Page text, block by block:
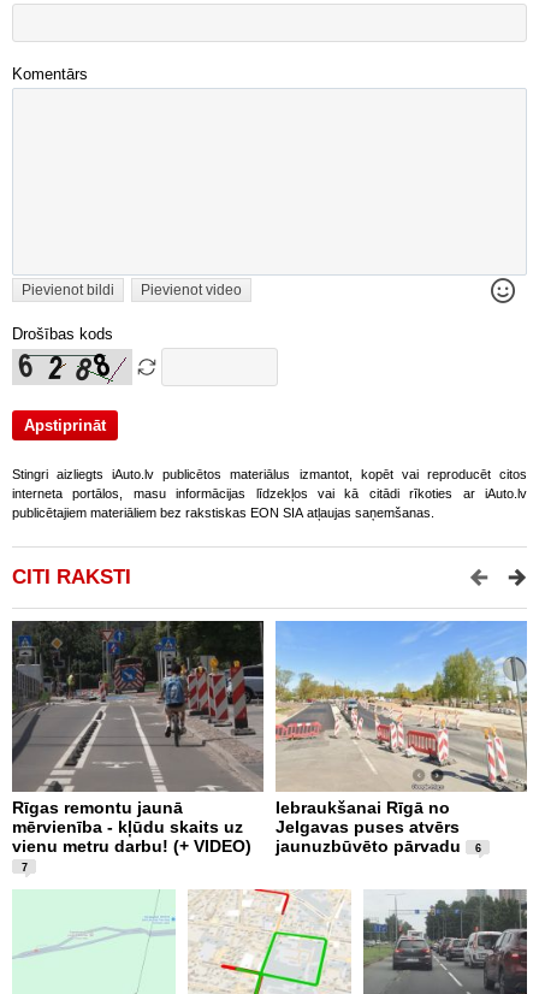
Komentārs
Pievienot bildi Pievienot video
Drošības kods
Stingri aizliegts iAuto.lv publicētos materiālus izmantot, kopēt vai reproducēt citos
interneta portālos, masu informācijas līdzekļos vai kā citādi rīkoties ar iAuto.lv
publicētajiem materiāliem bez rakstiskas EON SIA atļaujas saņemšanas.
CITI RAKSTI
Rīgas remontu jaunā
mērvienība - kļūdu skaits uz
vienu metru darbu! (+ VIDEO)
7
Iebraukšanai Rīgā no
Jelgavas puses atvērs
jaunuzbūvēto pārvadu
6